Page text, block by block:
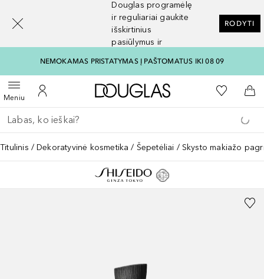
Douglas programėlę
ir reguliariai gaukite
išskirtinius
pasiūlymus ir
RODYTI
NEMOKAMAS PRISTATYMAS Į PAŠTOMATUS IKI 08 09
MeniuAtidaryti meniuĮ mano paskyrą
Į Douglas pagrindinį
Į mano
Į
Grįžk atgal
Vykdykite paiešką
Titulinis Dekoratyvinė kosmetika Šepetėliai Skysto makiažo
[navigation.slideout.screenreader]